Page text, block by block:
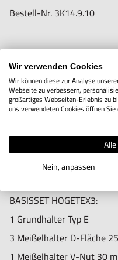
Nur für technisch
Anwender sowie
Nur für den
Unsachgemäße
Importeur/Hersteller:
Hogetex/Kometex B.V.,
Varsseveld/ Netherlands,
Bestell-Nr. 3K14.9.10
BASISSET HOGETEX2:
1 Grundhalter Typ A
3 Meißelhalter D-Fläche
BASISSET HOGETEX3:
1 Grundhalter Typ E
3 Meißelhalter D-Fläche
1 Meißelhalter V-Nut 30
Wir verwenden Cookies
Wir können diese zur Analyse
Webseite zu verbessern,
großartiges Webseiten-Erlebnis zu
uns verwendeten Cookies öffnen
Nein, anpassen